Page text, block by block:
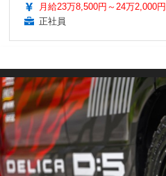
月給23万8,500円～24万2,000円
正社員